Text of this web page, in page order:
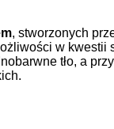
, stworzonych
w kwestii
tło, a